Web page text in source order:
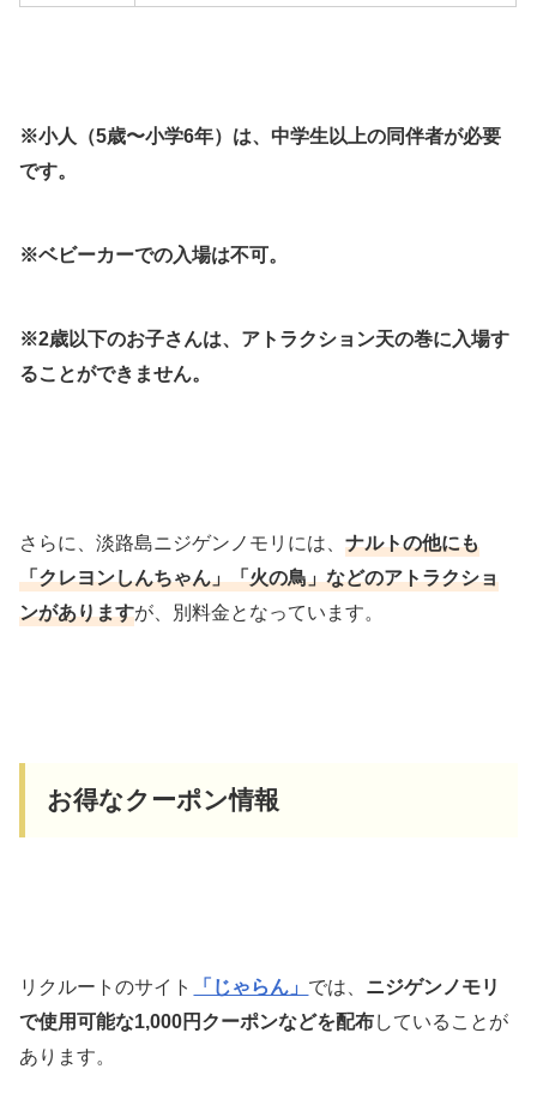
※小人（5歳〜小学6年）は、中学生以上の同伴者が必要
です。
※ベビーカーでの入場は不可。
※2歳以下のお子さんは、アトラクション天の巻に入場す
ることができません。
さらに、淡路島ニジゲンノモリには、ナルトの他にも
「クレヨンしんちゃん」「火の鳥」などのアトラクショ
ンがありますが、別料金となっています。
お得なクーポン情報
リクルートのサイト 「じゃらん」 では、 ニジゲンノモリ
で使用可能な1,000円クーポンなどを配布していることが
あります。